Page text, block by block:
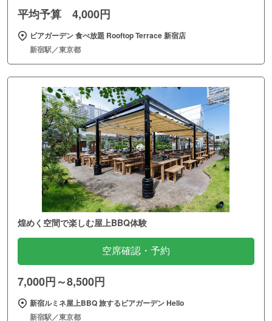
平均予算 4,000円
ビアガーデン 食べ放題 Rooftop Terrace 新宿店
新宿駅／東京都
煌めく空間で楽しむ屋上BBQ体験
空席確認・予約
7,000円～8,500円
新宿ルミネ屋上BBQ 旅するビアガーデン Hello
新宿駅／東京都